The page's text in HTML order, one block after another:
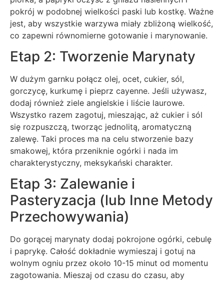
pokrój w podobnej wielkości paski lub kostkę. Ważne
jest, aby wszystkie warzywa miały zbliżoną wielkość,
co zapewni równomierne gotowanie i marynowanie.
Etap 2: Tworzenie Marynaty
W dużym garnku połącz olej, ocet, cukier, sól,
gorczycę, kurkumę i pieprz cayenne. Jeśli używasz,
dodaj również ziele angielskie i liście laurowe.
Wszystko razem zagotuj, mieszając, aż cukier i sól
się rozpuszczą, tworząc jednolitą, aromatyczną
zalewę. Taki proces ma na celu stworzenie bazy
smakowej, która przeniknie ogórki i nada im
charakterystyczny, meksykański charakter.
Etap 3: Zalewanie i
Pasteryzacja (lub Inne Metody
Przechowywania)
Do gorącej marynaty dodaj pokrojone ogórki, cebulę
i paprykę. Całość dokładnie wymieszaj i gotuj na
wolnym ogniu przez około 10-15 minut od momentu
zagotowania. Mieszaj od czasu do czasu, aby